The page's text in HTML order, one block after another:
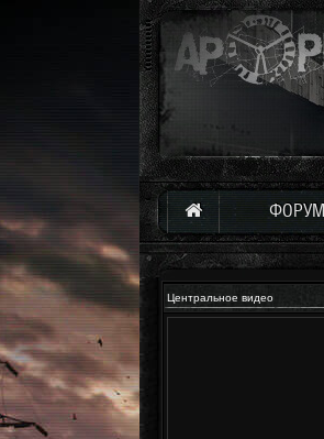
ФОРУМ
Центральное видео